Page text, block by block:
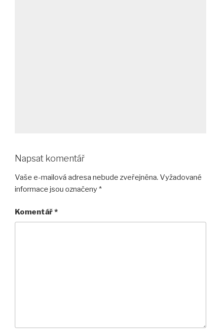
Napsat komentář
Vaše e-mailová adresa nebude zveřejněna. Vyžadované
informace jsou označeny *
Komentář*